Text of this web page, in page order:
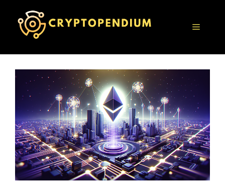
contenido
Menú